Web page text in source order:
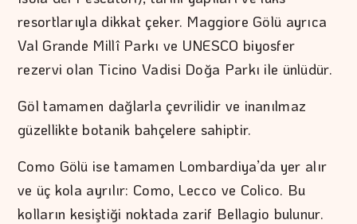
resortlarıyla dikkat çeker. Maggiore Gölü ayrıca
Val Grande Millî Parkı ve UNESCO biyosfer
rezervi olan Ticino Vadisi Doğa Parkı ile ünlüdür.
Göl tamamen dağlarla çevrilidir ve inanılmaz
güzellikte botanik bahçelere sahiptir.
Como Gölü ise tamamen Lombardiya’da yer alır
ve üç kola ayrılır: Como, Lecco ve Colico. Bu
kolların kesiştiği noktada zarif Bellagio bulunur.